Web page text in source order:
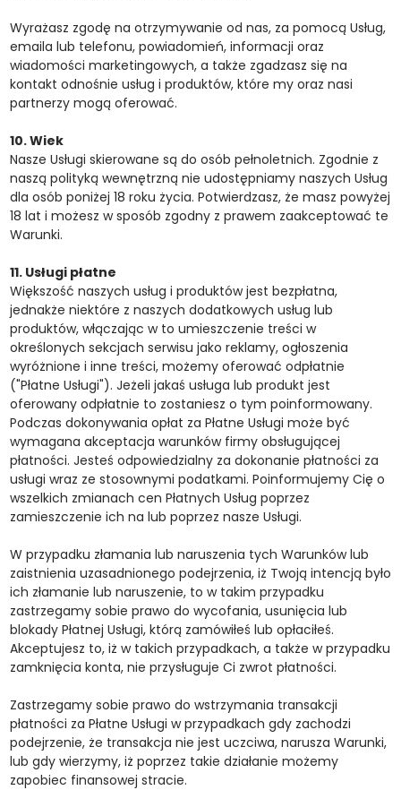
Wyrażasz zgodę na otrzymywanie od nas, za pomocą Usług,
emaila lub telefonu, powiadomień, informacji oraz
wiadomości marketingowych, a także zgadzasz się na
kontakt odnośnie usług i produktów, które my oraz nasi
partnerzy mogą oferować.
10. Wiek
Nasze Usługi skierowane są do osób pełnoletnich. Zgodnie z
naszą polityką wewnętrzną nie udostępniamy naszych Usług
dla osób poniżej 18 roku życia. Potwierdzasz, że masz powyżej
18 lat i możesz w sposób zgodny z prawem zaakceptować te
Warunki.
11. Usługi płatne
Większość naszych usług i produktów jest bezpłatna,
jednakże niektóre z naszych dodatkowych usług lub
produktów, włączając w to umieszczenie treści w
określonych sekcjach serwisu jako reklamy, ogłoszenia
wyróżnione i inne treści, możemy oferować odpłatnie
("Płatne Usługi"). Jeżeli jakaś usługa lub produkt jest
oferowany odpłatnie to zostaniesz o tym poinformowany.
Podczas dokonywania opłat za Płatne Usługi może być
wymagana akceptacja warunków firmy obsługującej
płatności. Jesteś odpowiedzialny za dokonanie płatności za
usługi wraz ze stosownymi podatkami. Poinformujemy Cię o
wszelkich zmianach cen Płatnych Usług poprzez
zamieszczenie ich na lub poprzez nasze Usługi.
W przypadku złamania lub naruszenia tych Warunków lub
zaistnienia uzasadnionego podejrzenia, iż Twoją intencją było
ich złamanie lub naruszenie, to w takim przypadku
zastrzegamy sobie prawo do wycofania, usunięcia lub
blokady Płatnej Usługi, którą zamówiłeś lub opłaciłeś.
Akceptujesz to, iż w takich przypadkach, a także w przypadku
zamknięcia konta, nie przysługuje Ci zwrot płatności.
Zastrzegamy sobie prawo do wstrzymania transakcji
płatności za Płatne Usługi w przypadkach gdy zachodzi
podejrzenie, że transakcja nie jest uczciwa, narusza Warunki,
lub gdy wierzymy, iż poprzez takie działanie możemy
zapobiec finansowej stracie.